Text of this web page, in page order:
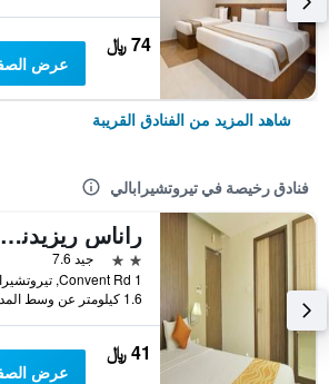
74 ﷼
عرض
شاهد المزيد من الفنادق القريبة
فنادق رخيصة في تيروتشيرابالي
راناس ريزيدنسي
2 نجمتين
جيد 7.6
1.6 كيلومتر عن وسط المدينة
41 ﷼
عرض